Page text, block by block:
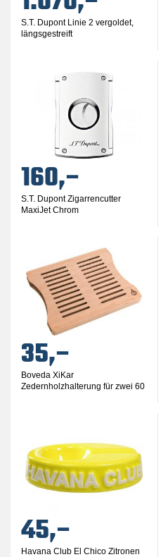
S.T. Dupont Linie 2 vergoldet,
längsgestreift
160,–
S.T. Dupont Zigarrencutter
MaxiJet Chrom
35,–
Boveda XiKar
Zedernholzhalterung für zwei 60
45,–
Havana Club El Chico Zitronen